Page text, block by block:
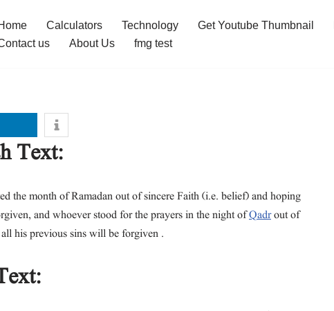
Calculators Technology Get Youtube Thumbnail
us
About Us fmg test
Text:
the month of Ramadan out of sincere Faith (i.e. belief) and hoping
and whoever stood for the prayers in the night ofQadrout of
his previous sins will be forgiven .